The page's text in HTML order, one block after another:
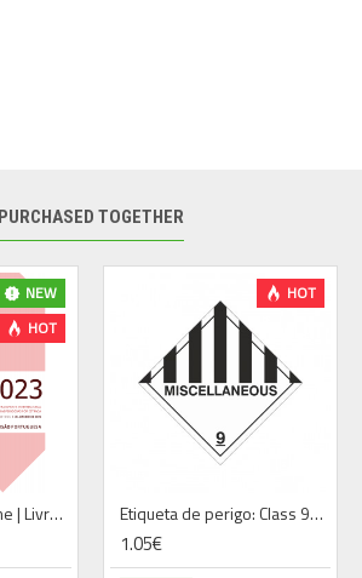
PURCHASED TOGETHER
NEW
HOT
ADR 2025 | 1 Volume | Livro | 2025 | Português - PREÇO SOB CONSULTA
HOT
Etiqueta de perigo: Class 9—Miscellaneous (100 x 100 mm)
1.05€